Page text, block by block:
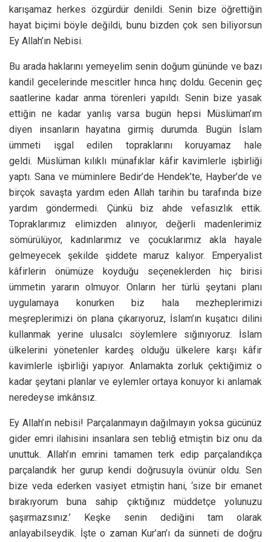
karışamaz herkes özgürdür denildi. Senin bize öğrettiğin
hayat biçimi böyle değildi, bunu bizden çok sen biliyorsun
Ey Allah’ın Nebisi.
Bu arada haklarını yemeyelim senin doğum gününde ve bazı
kandil gecelerinde mescitler hınca hınç doldu. Gecenin geç
saatlerine kadar anma törenleri yapıldı. Senin bize yasak
ettiğin ne kadar yanlış varsa bugün hepsi Müslüman’ım
diyen insanların hayatına girmiş durumda. Bugün İslam
ümmeti işgal edilen topraklarını koruyamaz hale
geldi. Müslüman kılıklı münafıklar kâfir kavimlerle işbirliği
yaptı. Sana ve müminlere Bedir’de Hendek’te, Hayber’de ve
birçok savaşta yardım eden Allah tarihin bu tarafında bize
yardım göndermedi. Çünkü biz ahde vefasızlık ettik.
Topraklarımız elimizden alınıyor, değerli madenlerimiz
sömürülüyor, kadınlarımız ve çocuklarımız akla hayale
gelmeyecek şekilde şiddete maruz kalıyor. Emperyalist
kâfirlerin önümüze koyduğu seçeneklerden hiç birisi
ümmetin yararın olmuyor. Onların her türlü şeytani planı
uygulamaya konurken biz hala mezheplerimizi
meşreplerimizi ön plana çıkarıyoruz, İslam’ın kuşatıcı dilini
kullanmak yerine ulusalcı söylemlere sığınıyoruz. İslam
ülkelerini yönetenler kardeş olduğu ülkelere karşı kâfir
kavimlerle işbirliği yapıyor. Anlamakta zorluk çektiğimiz o
kadar şeytani planlar ve eylemler ortaya konuyor ki anlamak
neredeyse imkânsız.
Ey Allah’ın nebisi! Parçalanmayın dağılmayın yoksa gücünüz
gider emri ilahisini insanlara sen tebliğ etmiştin biz onu da
unuttuk. Allah’ın emrini tamamen terk edip parçalandıkça
parçalandık her gurup kendi doğrusuyla övünür oldu. Sen
bize veda ederken vasiyet etmiştin hani, ‘size bir emanet
bırakıyorum buna sahip çıktığınız müddetçe yolunuzu
şaşırmazsınız.’ Keşke senin dediğini tam olarak
anlayabilseydik. İşte o zaman Kur’an’ı da sünneti de doğru